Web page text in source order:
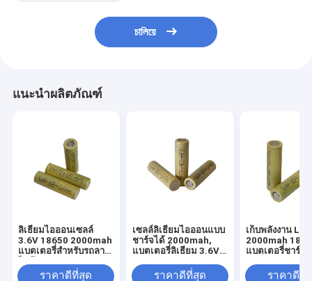
চালিয়ে
แนะนำผลิตภัณฑ์
ลิเธียมไอออนเซลล์
3.6V 18650 2000mah
แบตเตอรี่สำหรับรถลาก
ราคาดีที่สุด
เซลล์ลิเธียมไอออนแบบ
ชาร์จได้ 2000mah,
แบตเตอรี่ลิเธียม 3.6V
ราคาดีที่สุด
เก็บพลังงาน Li
2000mah
แบตเตอรี่ชาร์จ
ราคาดีที่